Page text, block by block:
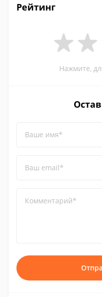
Рейтинг
Нажмите,
Ваше имя*
Ваш email*
Комментарий*